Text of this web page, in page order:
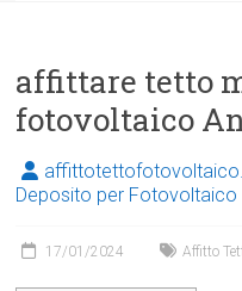
affittare tetto
fotovoltaico
Deposito per Fotovoltaico
17/01/2024 Affitto